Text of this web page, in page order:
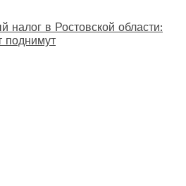
налог в Ростовской области:
поднимут